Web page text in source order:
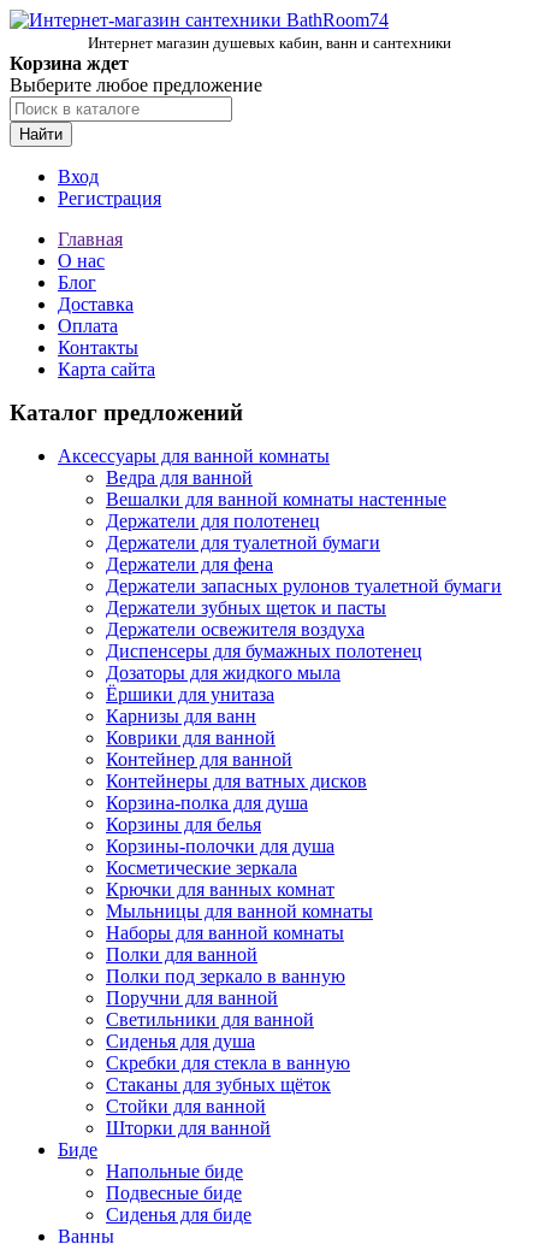
Интернет магазин душевых кабин, ванн и сантехники
Корзина ждет
Выберите любое предложение
Найти
Вход
Регистрация
Главная
О нас
Блог
Доставка
Оплата
Контакты
Карта сайта
Каталог предложений
Аксессуары для ванной комнаты
Ведра для ванной
Вешалки для ванной комнаты настенные
Держатели для полотенец
Держатели для туалетной бумаги
Держатели для фена
Держатели запасных рулонов туалетной бумаги
Держатели зубных щеток и пасты
Держатели освежителя воздуха
Диспенсеры для бумажных полотенец
Дозаторы для жидкого мыла
Ёршики для унитаза
Карнизы для ванн
Коврики для ванной
Контейнер для ванной
Контейнеры для ватных дисков
Корзина-полка для душа
Корзины для белья
Корзины-полочки для душа
Косметические зеркала
Крючки для ванных комнат
Мыльницы для ванной комнаты
Наборы для ванной комнаты
Полки для ванной
Полки под зеркало в ванную
Поручни для ванной
Светильники для ванной
Сиденья для душа
Скребки для стекла в ванную
Стаканы для зубных щёток
Стойки для ванной
Шторки для ванной
Биде
Напольные биде
Подвесные биде
Сиденья для биде
Ванны